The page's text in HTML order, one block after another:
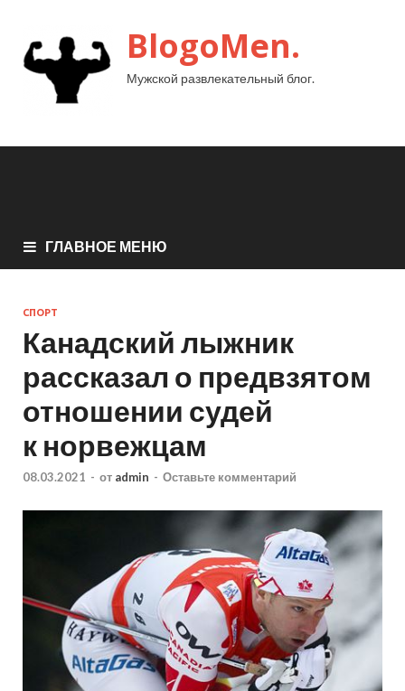
BlogoMen.
Мужской развлекательный блог.
ГЛАВНОЕ МЕНЮ
СПОРТ
Канадский лыжник
рассказал о предвзятом
отношении судей
к норвежцам
08.03.2021 - от admin - Оставьте комментарий